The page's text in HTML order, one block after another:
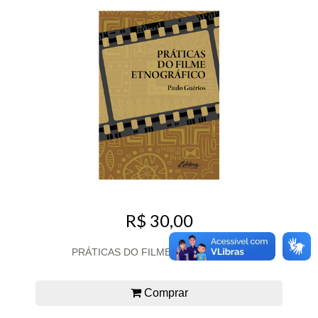
R$ 30,00
PRÁTICAS DO FILME ETNOGRÁFICO
Comprar